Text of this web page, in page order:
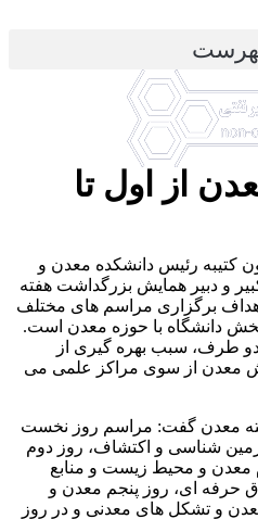
از اول تا
کتیبه رئیس دانشکده معدن و
و دبیر همایش بزرگداشت هفته
برگزاری مراسم های مختلف
دانشگاه با حوزه معدن است.
طرف، سبب بهره گیری از
معدن از سوی مراکز علمی می
معدن گفت: مراسم روز نخست
شناسی و اکتشاف، روز دوم
معدن و محیط زیست و منابع
حرفه ای، روز پنجم معدن و
و تشکل های معدنی و در روز